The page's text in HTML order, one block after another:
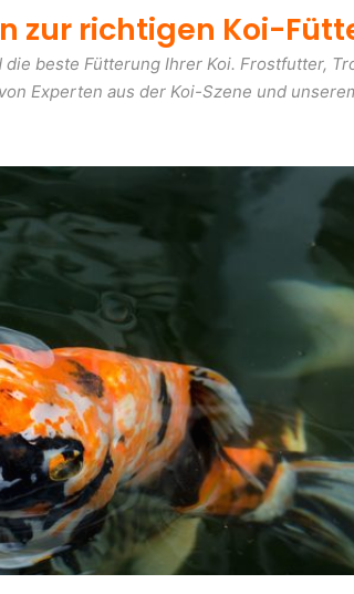
zur richtigen Koi-
beste Fütterung Ihrer Koi. Frostfutter,
Experten aus der Koi-Szene und